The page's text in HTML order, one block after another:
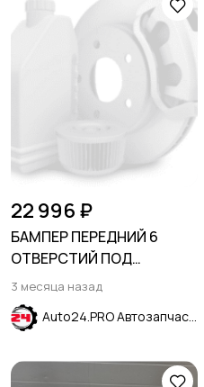
22 996 ₽
БАМПЕР ПЕРЕДНИЙ 6
ОТВЕРСТИЙ ПОД
ПАРКТРОНИК FORD
EXPLORER 2015-2019
3 месяца назад
Auto24.PRO Автозапчасти